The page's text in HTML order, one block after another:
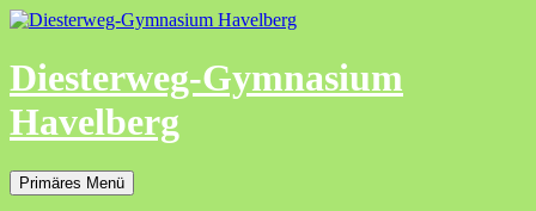
Zum
springen
Diesterweg-Gymnasium
Havelberg
Suchen
Primäres Menü